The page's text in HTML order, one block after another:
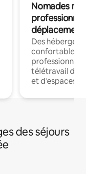
Nomades
déplacement
Des
confortables
professionnels
télétravail
et d'espaces
des séjours